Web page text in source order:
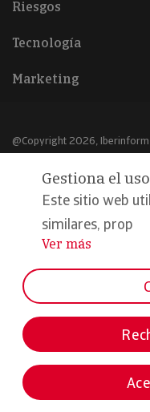
Riesgos
Tecnología
Marketing
@Copyright 2026, Iberinform
Aviso legal
Política de cookies
Declaración de privacidad
Formamos parte de:
Gestiona el
Este sitio web
similares, prop
...
Ver más